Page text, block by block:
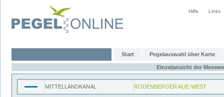
Hilfe Links
Start Pegelauswahl über Karte
Einzelansicht der
MITTELLANDKANAL RODENBERGER AUE-WEST